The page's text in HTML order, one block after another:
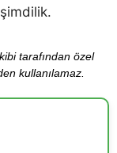
tarafından özel
kullanılamaz.